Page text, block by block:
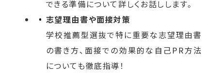
できる準備について詳しくお話しします。
志望理由書や面接対策
学校推薦型選抜で特に重要な志望理由書
の書き方、面接での効果的な自己PR方法
についても徹底指導！